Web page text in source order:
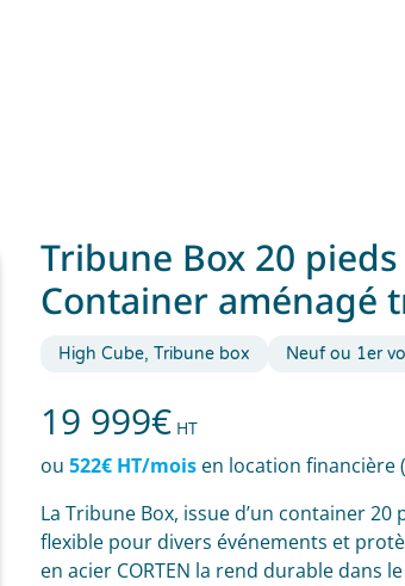
Tribune Box 20
Container aménagé
High Cube, Tribune box Neuf ou 1er
19 999€ HT
ou 522€ HT/moisen location financière
La Tribune Box, issue d’un container 20
flexible pour divers événements et
en acier CORTEN la rend durable dans